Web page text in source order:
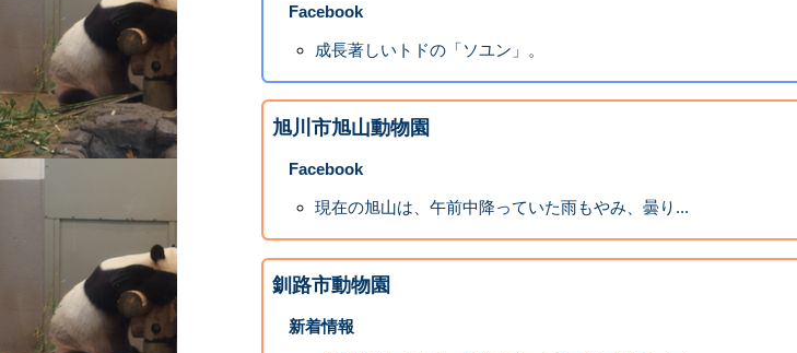
Facebook
成長著しいトドの「ソユン」。
旭川市旭山動物園
Facebook
現在の旭山は、午前中降っていた雨もやみ、曇り...
釧路市動物園
新着情報